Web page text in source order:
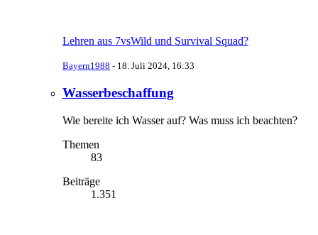
Lehren aus 7vsWild und Survival Squad?
Bayern1988 - 18. Juli 2024, 16:33
Wasserbeschaffung
Wie bereite ich Wasser auf? Was muss ich beachten?
Themen
83
Beiträge
1.351